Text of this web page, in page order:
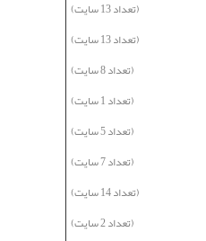
(تعداد 13 سایت)
(تعداد 13 سایت)
(تعداد 8 سایت)
(تعداد 1 سایت)
(تعداد 5 سایت)
(تعداد 7 سایت)
(تعداد 14 سایت)
(تعداد 2 سایت)